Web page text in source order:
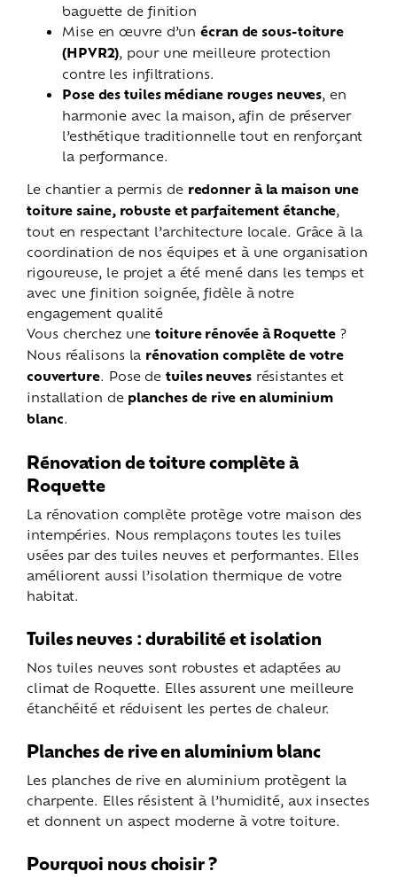
baguette de finition
Mise en œuvre d’unécran de sous-toiture
(HPVR2), pour une meilleure protection
contre les infiltrations.
Pose des tuiles médiane rouges neuves, en
harmonie avec la maison, afin de préserver
l’esthétique traditionnelle tout en renforçant
la performance.
Le chantier a permis de redonner à la maison une
toiture saine, robuste et parfaitement étanche,
tout en respectant l’architecture locale. Grâce à la
coordination de nos équipes et à une organisation
rigoureuse, le projet a été mené dans les temps et
avec une finition soignée, fidèle à notre
engagement qualité
Vous cherchez unetoiture rénovée à Roquette?
Nous réalisons la rénovation complète de votre
couverture. Pose detuiles neuvesrésistantes et
installation de planches de rive en aluminium
blanc.
Rénovation de toiture complète à
Roquette
La rénovation complète protège votre maison des
intempéries. Nous remplaçons toutes les tuiles
usées par des tuiles neuves et performantes. Elles
améliorent aussi l’isolation thermique de votre
habitat.
Tuiles neuves : durabilité et isolation
Nos tuiles neuves sont robustes et adaptées au
climat de Roquette. Elles assurent une meilleure
étanchéité et réduisent les pertes de chaleur.
Planches de rive en aluminium blanc
Les planches de rive en aluminium protègent la
charpente. Elles résistent à l’humidité, aux insectes
et donnent un aspect moderne à votre toiture.
Pourquoi nous choisir ?